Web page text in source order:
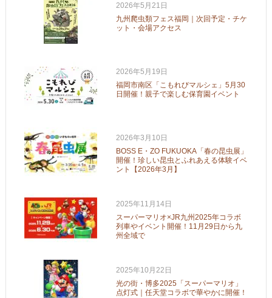
2026年5月21日
九州爬虫類フェス福岡｜次回予定・チケ
ット・会場アクセス
2026年5月19日
福岡市南区「こもれびマルシェ」5月30
日開催！親子で楽しむ保育園イベント
2026年3月10日
BOSS E・ZO FUKUOKA「春の昆虫展」
開催！珍しい昆虫とふれあえる体験イベ
ント【2026年3月】
2025年11月14日
スーパーマリオ×JR九州2025年コラボ
列車やイベント開催！11月29日から九
州全域で
2025年10月22日
光の街・博多2025「スーパーマリオ」
点灯式｜任天堂コラボで華やかに開催！